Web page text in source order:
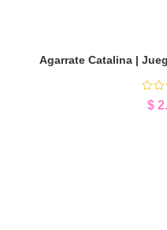
Agarrate Catalina |
$